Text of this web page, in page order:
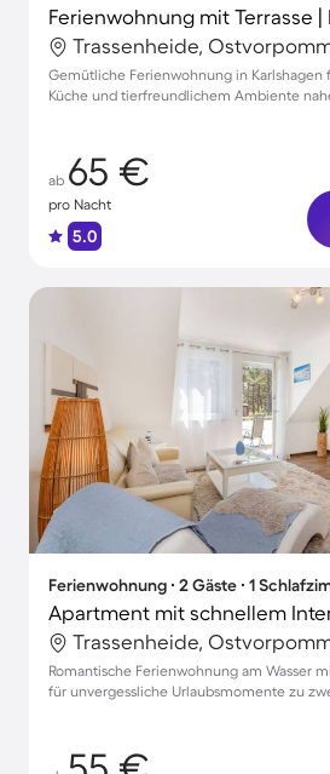
Gemütliche Ferienwohnung in Karlshagen
Küche und tierfreundlichem Ambiente
ab 65 €
pro Nacht
5.0
Ferienwohnung ∙ 2 Gäste ∙ 1
Apartment mit schnellem
Romantische Ferienwohnung am Wasser
für unvergessliche Urlaubsmomente zu